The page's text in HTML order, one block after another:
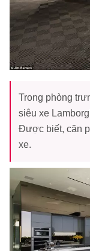
Trong phòng
siêu xe
Được biết, căn
xe.